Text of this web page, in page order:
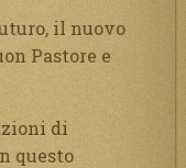
il nuovo
Pastore e
di
questo